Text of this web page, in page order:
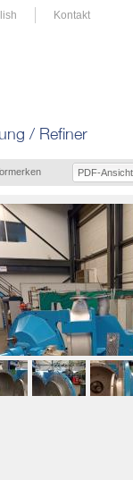
Kontakt
/ Refiner
PDF-Ansicht